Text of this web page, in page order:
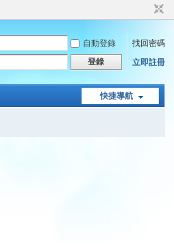
自動登錄
找回密碼
登錄 立即註冊
快捷導航